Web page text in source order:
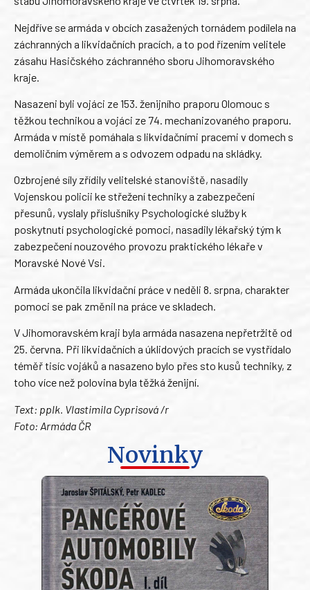
Nejdříve se armáda v obcích zasažených tornádem podílela na
záchranných a likvidačních pracích, a to pod řízením velitele
zásahu Hasičského záchranného sboru Jihomoravského
kraje.
Nasazeni byli vojáci ze 153. ženijního praporu Olomouc s
těžkou technikou a vojáci ze 74. mechanizovaného praporu.
Armáda v místě pomáhala s likvidačními pracemi v domech s
demoličním výměrem a s odvozem odpadu na skládky.
Ozbrojené síly zřídily velitelské stanoviště, nasadily
Vojenskou policii ke střežení techniky a zabezpečení
přesunů, vyslaly příslušníky Psychologické služby k
poskytnutí psychologické pomoci, nasadily lékařský tým k
zabezpečení nouzového provozu praktického lékaře v
Moravské Nové Vsi.
Armáda ukončila likvidační práce v neděli 8. srpna, charakter
pomoci se pak změnil na práce ve skladech.
V Jihomoravském kraji byla armáda nasazena nepřetržitě od
25. června. Při likvidačních a úklidových pracích se vystřídalo
téměř tisíc vojáků a nasazeno bylo přes sto kusů techniky, z
toho více než polovina byla těžká ženijní.
Text: pplk. Vlastimila Cyprisová /r
Foto: Armáda ČR
Novinky